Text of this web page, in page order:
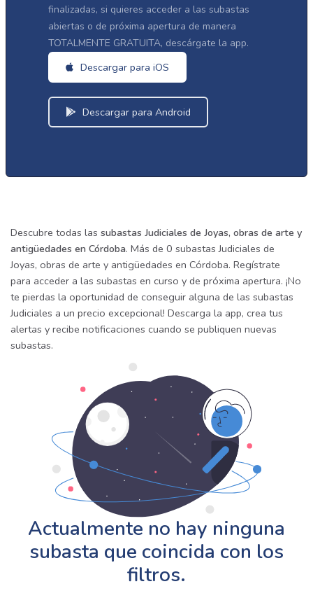
finalizadas, si quieres acceder a las subastas
abiertas o de próxima apertura de manera
TOTALMENTE GRATUITA, descárgate la app.
Descargar para iOS
Descargar para Android
Descubre todas las subastas Judiciales de Joyas, obras de arte y
antigüedades en Córdoba. Más de 0 subastas Judiciales de
Joyas, obras de arte y antigüedades en Córdoba. Regístrate
para acceder a las subastas en curso y de próxima apertura. ¡No
te pierdas la oportunidad de conseguir alguna de las subastas
Judiciales a un precio excepcional! Descarga la app, crea tus
alertas y recibe notificaciones cuando se publiquen nuevas
subastas.
Actualmente no hay ninguna
subasta que coincida con los
filtros.